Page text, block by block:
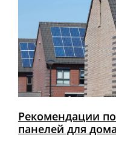
Рекомендации
панелей для дома